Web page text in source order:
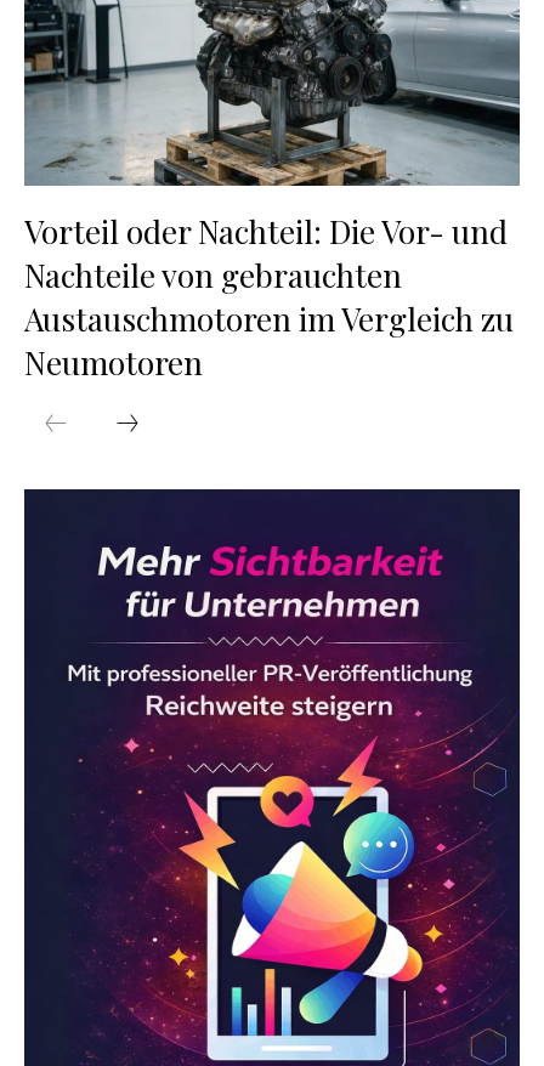
Vorteil oder Nachteil: Die Vor- und
Nachteile von gebrauchten
Austauschmotoren im Vergleich zu
Neumotoren